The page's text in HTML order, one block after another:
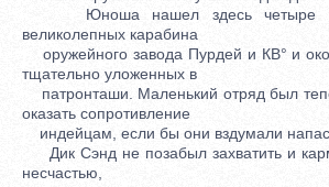
Юноша нашел здесь четыре
великолепных карабина
оружейного завода Пурдей и КВ° и
тщательно уложенных в
патронташи. Маленький отряд был
оказать сопротивление
индейцам, если бы они вздумали
Дик Сэнд не позабыл захватить и
несчастью,